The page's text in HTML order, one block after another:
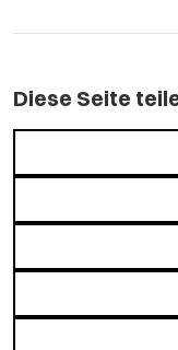
Diese Seite